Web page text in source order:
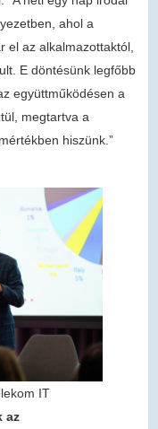
ahol a
el az alkalmazottaktól,
E döntésünk legfőbb
együttműködésen a
megtartva a
hiszünk.”
IT
az